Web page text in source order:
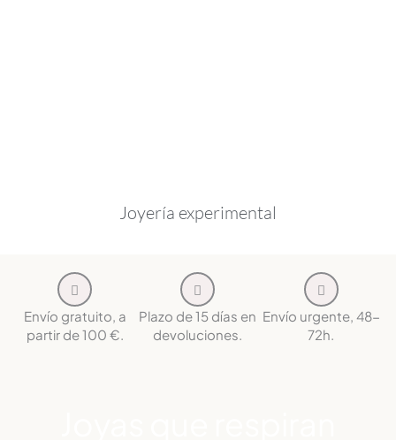
Joyería experimental
Envío gratuito, a
partir de 100 €.
Plazo de 15 días en
devoluciones.
Envío urgente, 48-
72h.